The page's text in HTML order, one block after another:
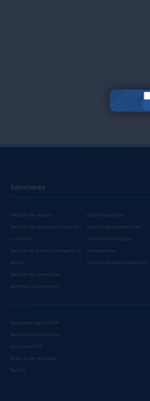
Soluciones
Gestión de rappels
Gestión de derechos, licencias
y cánones
Gestión de precios, márgenes y
tarifas
Gestión de incentivos,
objetivos y comisiones
Gestión de canal
Gestión de promociónes
Gestión de cargos a
proveedores
Gestión de datos maestros
Soluciones para SAP®
Soluciones Cloud para
cualquier ERP
Análisis de mercado
RevFlo